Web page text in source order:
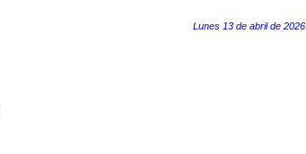
Lunes 13 de abril de 2026